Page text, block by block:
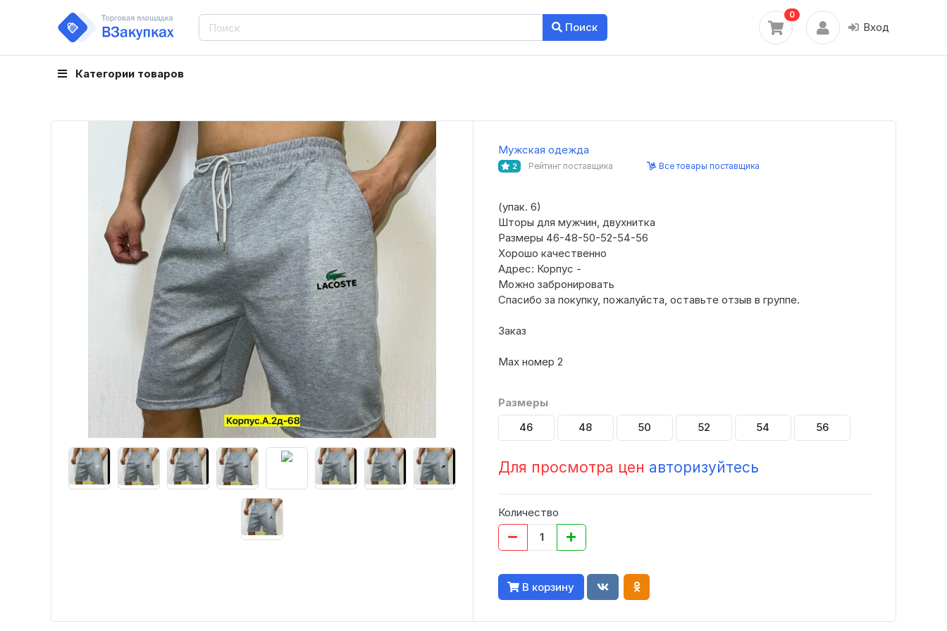
Поиск
0
Вход
Категории товаров
Мужская одежда
2 Рейтинг поставщика Все товары поставщика
(упак. 6)
Шторы для мужчин, двухнитка
Размеры 46-48-50-52-54-56
Хорошо качественно
Адрес: Корпус -
Можно забронировать
Спасибо за покупку, пожалуйста, оставьте отзыв в группе.
Заказ
Мах номер 2
Размеры
46
48 50 52 54 56
Для просмотра цен авторизуйтесь
Количество
В корзину